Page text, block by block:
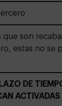
que son
estas no se
DE
ACTIVADAS